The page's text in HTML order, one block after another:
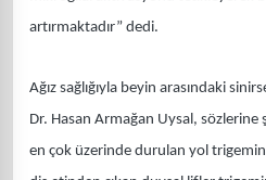
artırmaktadır” dedi.
Ağız sağlığıyla beyin arasındaki
Dr. Hasan Armağan Uysal,
en çok üzerinde durulan yol